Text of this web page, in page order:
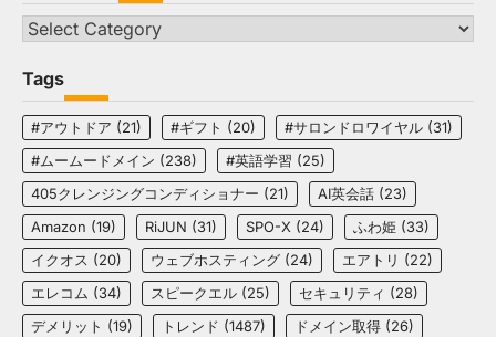
Categories
Tags
#アウトドア (21) #ギフト (20) #サロンドロワイヤル (31)
#ムームードメイン (238) #英語学習 (25)
405クレンジングコンディショナー (21) AI英会話 (23)
Amazon (19) RiJUN (31) SPO-X (24) ふわ姫 (33)
イクオス (20) ウェブホスティング (24) エアトリ (22)
エレコム (34) スピークエル (25) セキュリティ (28)
デメリット (19) トレンド (1487) ドメイン取得 (26)